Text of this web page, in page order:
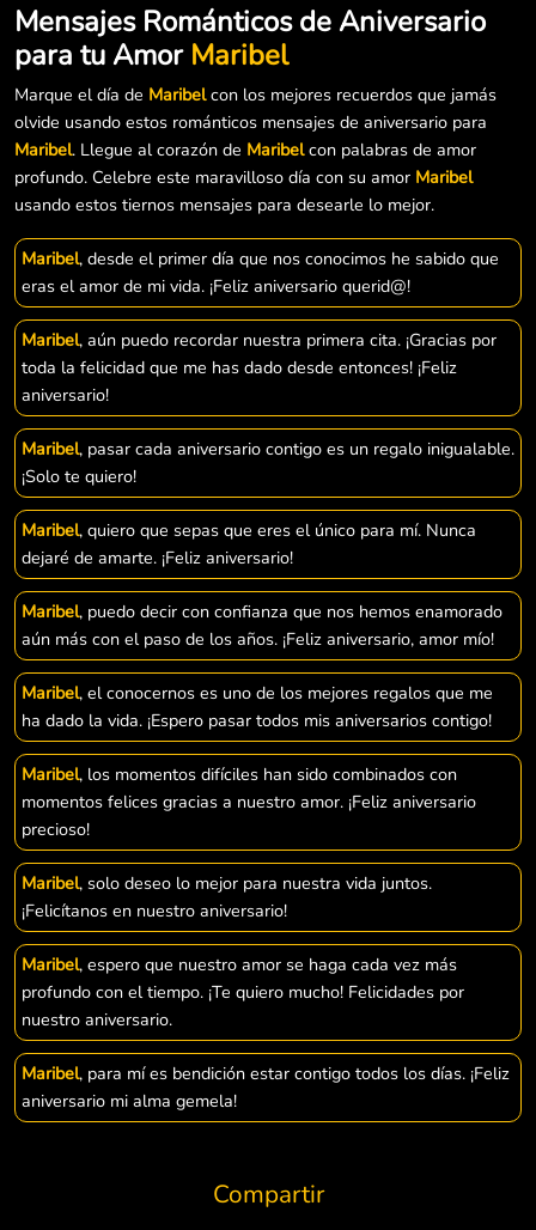
Mensajes Románticos de Aniversario
para tu Amor Maribel
Marque el día de Maribelcon los mejores recuerdos que jamás
olvide usando estos románticos mensajes de aniversario para
Maribel. Llegue al corazón de Maribelcon palabras de amor
profundo. Celebre este maravilloso día con su amor Maribel
usando estos tiernos mensajes para desearle lo mejor.
Maribel, desde el primer día que nos conocimos he sabido que
eras el amor de mi vida. ¡Feliz aniversario querid@!
Maribel, aún puedo recordar nuestra primera cita. ¡Gracias por
toda la felicidad que me has dado desde entonces! ¡Feliz
aniversario!
Maribel, pasar cada aniversario contigo es un regalo inigualable.
¡Solo te quiero!
Maribel, quiero que sepas que eres el único para mí. Nunca
dejaré de amarte. ¡Feliz aniversario!
Maribel, puedo decir con confianza que nos hemos enamorado
aún más con el paso de los años. ¡Feliz aniversario, amor mío!
Maribel, el conocernos es uno de los mejores regalos que me
ha dado la vida. ¡Espero pasar todos mis aniversarios contigo!
Maribel, los momentos difíciles han sido combinados con
momentos felices gracias a nuestro amor. ¡Feliz aniversario
precioso!
Maribel, solo deseo lo mejor para nuestra vida juntos.
¡Felicítanos en nuestro aniversario!
Maribel, espero que nuestro amor se haga cada vez más
profundo con el tiempo. ¡Te quiero mucho! Felicidades por
nuestro aniversario.
Maribel, para mí es bendición estar contigo todos los días. ¡Feliz
aniversario mi alma gemela!
Compartir